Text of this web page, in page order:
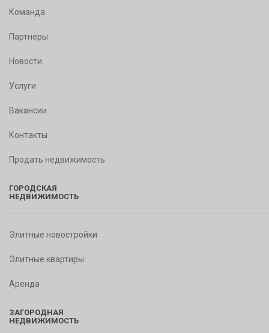
Команда
Партнеры
Новости
Услуги
Вакансии
Контакты
Продать недвижимость
ГОРОДСКАЯ
НЕДВИЖИМОСТЬ
Элитные новостройки
Элитные квартиры
Аренда
ЗАГОРОДНАЯ
НЕДВИЖИМОСТЬ